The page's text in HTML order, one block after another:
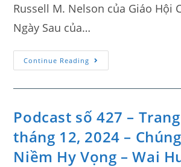
Russell M. Nelson của Giáo Hội
Ngày Sau của…
Continue Reading
Podcast số 427 –
tháng 12, 2024 –
Niềm Hy Vọng – Wai